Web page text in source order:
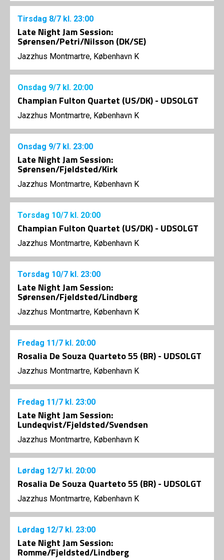
Tirsdag 8/7 kl. 23:00
Late Night Jam Session:
Sørensen/Petri/Nilsson (DK/SE)
Jazzhus Montmartre, København K
Onsdag 9/7 kl. 20:00
Champian Fulton Quartet (US/DK) - UDSOLGT
Jazzhus Montmartre, København K
Onsdag 9/7 kl. 23:00
Late Night Jam Session:
Sørensen/Fjeldsted/Kirk
Jazzhus Montmartre, København K
Torsdag 10/7 kl. 20:00
Champian Fulton Quartet (US/DK) - UDSOLGT
Jazzhus Montmartre, København K
Torsdag 10/7 kl. 23:00
Late Night Jam Session:
Sørensen/Fjeldsted/Lindberg
Jazzhus Montmartre, København K
Fredag 11/7 kl. 20:00
Rosalia De Souza Quarteto 55 (BR) - UDSOLGT
Jazzhus Montmartre, København K
Fredag 11/7 kl. 23:00
Late Night Jam Session:
Lundeqvist/Fjeldsted/Svendsen
Jazzhus Montmartre, København K
Lørdag 12/7 kl. 20:00
Rosalia De Souza Quarteto 55 (BR) - UDSOLGT
Jazzhus Montmartre, København K
Lørdag 12/7 kl. 23:00
Late Night Jam Session:
Romme/Fjeldsted/Lindberg